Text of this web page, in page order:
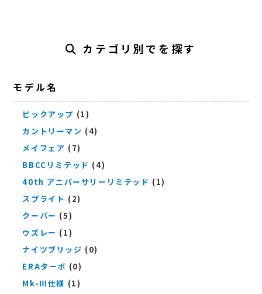
カテゴリ別でを探す
モデル名
ピックアップ (1)
カントリーマン (4)
メイフェア (7)
BBCCリミテッド (4)
40th アニバーサリーリミテッド (1)
スプライト (2)
クーパー (5)
ウズレー (1)
ナイツブリッジ (0)
ERAターボ (0)
Mk-Ⅲ仕様 (1)